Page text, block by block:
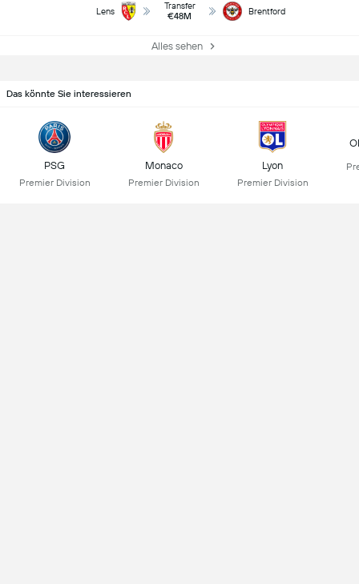
Lens
Transfer
€48M
Brentford
Alles sehen
Das könnte Sie interessieren
PSG
Premier Division
Monaco
Premier Division
Lyon
Premier Division